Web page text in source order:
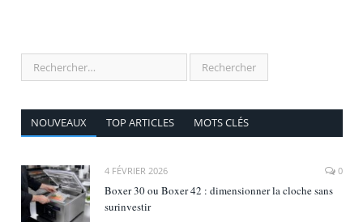
NOUVEAUX TOP ARTICLES MOTS CLÉS
4 FÉVRIER 2026 0
Boxer 30 ou Boxer 42 : dimensionner la cloche sans
surinvestir